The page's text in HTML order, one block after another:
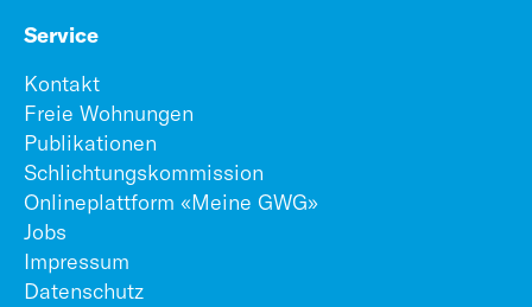
Service
Kontakt
Freie Wohnungen
Publikationen
Schlichtungskommission
Onlineplattform «Meine GWG»
Jobs
Impressum
Datenschutz